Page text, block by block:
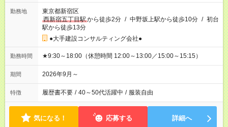
勤務地
東京都新宿区
西新宿五丁目駅から徒歩2分 / 中野坂上駅から徒歩10分 / 初台
駅から徒歩13分
●大手建設コンサルティング会社●
勤務時間 ★9:30～18:00（休憩時間 12:00～13:00／15:00～15:15）
期間 2026年9月～
特徴 履歴書不要 / 40～50代活躍中 / 服装自由
気になる！ 応募する 詳細へ